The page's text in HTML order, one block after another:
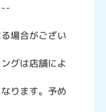
場合がござい
グは店舗によ
ります。予め